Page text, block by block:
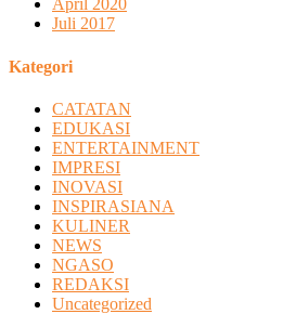
April 2020
Juli 2017
Kategori
CATATAN
EDUKASI
ENTERTAINMENT
IMPRESI
INOVASI
INSPIRASIANA
KULINER
NEWS
NGASO
REDAKSI
Uncategorized